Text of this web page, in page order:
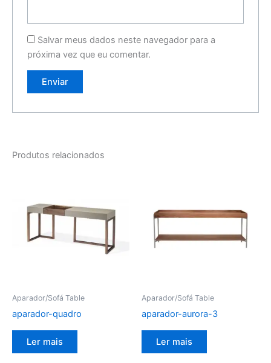
Salvar meus dados neste navegador para a
próxima vez que eu comentar.
Produtos relacionados
Aparador/Sofá Table
aparador-quadro
Ler mais
Aparador/Sofá Table
aparador-aurora-3
Ler mais